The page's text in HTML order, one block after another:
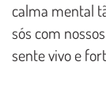
calma mental
sós com
sente vivo e